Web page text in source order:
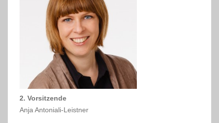
2. Vorsitzende
Anja Antoniali-Leistner